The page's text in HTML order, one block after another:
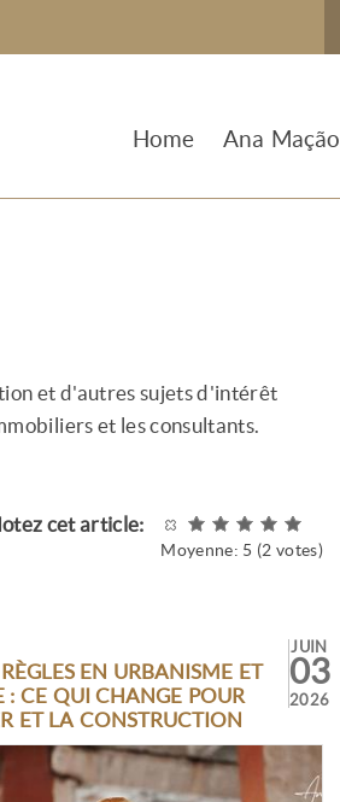
Home Ana Mação
et d'autres sujets d'intérêt
et les consultants.
cet article:
Moyenne: 5 (2 votes)
EN URBANISME ET
: CE QUI CHANGE POUR
ET LA CONSTRUCTION
JUIN
03
2026